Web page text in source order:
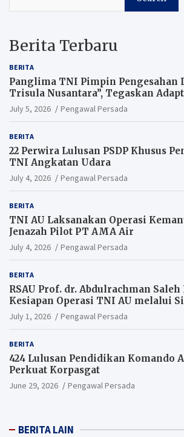
Berita Terbaru
BERITA
Panglima TNI Pimpin Pengesahan
Trisula Nusantara”, Tegaskan
Perang Modern
July 5, 2026 Pengawal Persada
BERITA
22 Perwira Lulusan PSDP Khusus
TNI Angkatan Udara
July 4, 2026 Pengawal Persada
BERITA
TNI AU Laksanakan Operasi
Jenazah Pilot PT AMA Air
July 4, 2026 Pengawal Persada
BERITA
RSAU Prof. dr. Abdulrachman
Kesiapan Operasi TNI AU melalui
Andal
July 1, 2026 Pengawal Persada
BERITA
424 Lulusan Pendidikan Komando
Perkuat Korpasgat
June 29, 2026 Pengawal Persada
BERITA LAIN